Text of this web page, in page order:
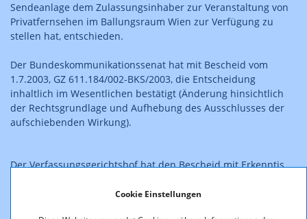
Cookie Einstellungen
Sendeanlage dem Zulassungsinhaber zur Veranstaltung von
Privatfernsehen im Ballungsraum Wien zur Verfügung zu
stellen hat, entschieden.
Der Bundeskommunikationssenat hat mit Bescheid vom
1.7.2003, GZ 611.184/002-BKS/2003, die Entscheidung
inhaltlich im Wesentlichen bestätigt (Änderung hinsichtlich
der Rechtsgrundlage und Aufhebung des Ausschlusses der
aufschiebenden Wirkung).
Der Verfassungsgerichtshof hat den Bescheid mit Erkenntis
der nachträglich rückwirkend geänderten Rechtsgrundlage